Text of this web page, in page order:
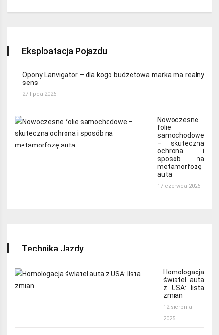
Eksploatacja Pojazdu
Opony Lanvigator – dla kogo budżetowa marka ma realny
sens
27 lipca 2026
Nowoczesne
folie
samochodowe
– skuteczna
ochrona i
sposób na
metamorfozę
auta
17 czerwca 2026
Technika Jazdy
Homologacja
świateł auta
z USA: lista
zmian
12 sierpnia
2025